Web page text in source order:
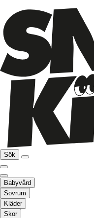
Sök
Babyvård
Sovrum
Kläder
Skor